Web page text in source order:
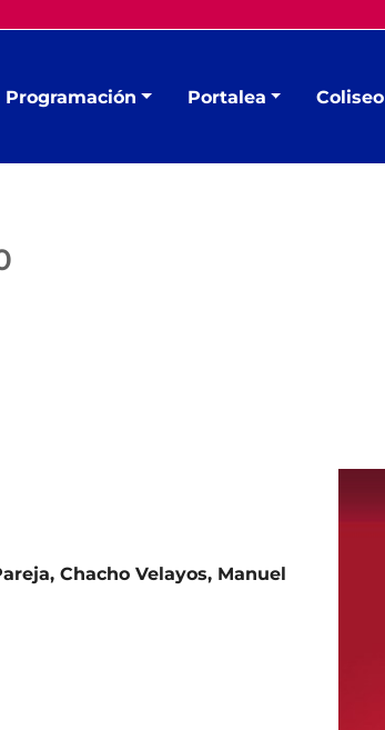
Programación Portalea Coliseo
Chacho Velayos, Manuel